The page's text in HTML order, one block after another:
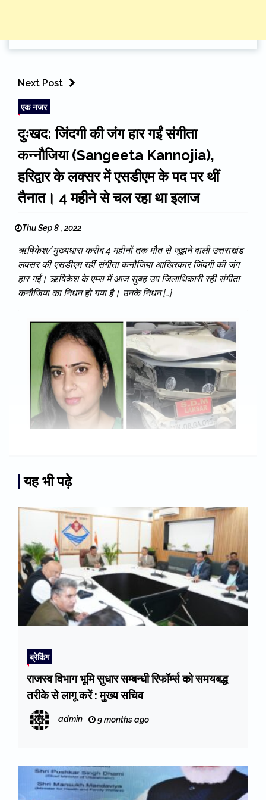
Next Post
एक नजर
दुःखद: जिंदगी की जंग हार गईं संगीता
कन्नौजिया (Sangeeta Kannojia),
हरिद्वार के लक्सर में एसडीएम के पद पर थीं
तैनात। 4 महीने से चल रहा था इलाज
Thu Sep 8 , 2022
ऋषिकेश/मुख्यधारा करीब 4 महीनों तक मौत से जूझने वाली उत्तराखंड
लक्सर की एसडीएम रहीं संगीता कनौजिया आखिरकार जिंदगी की जंग
हार गईं। ऋषिकेश के एम्स में आज सुबह उप जिलाधिकारी रही संगीता
कनौजिया का निधन हो गया है। उनके निधन […]
यह भी पढ़े
ब्रेकिंग
राजस्व विभाग भूमि सुधार सम्बन्धी रिफॉर्म्स को समयबद्ध
तरीके से लागू करें : मुख्य सचिव
admin 9 months ago